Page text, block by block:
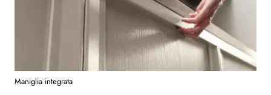
Maniglia integrata